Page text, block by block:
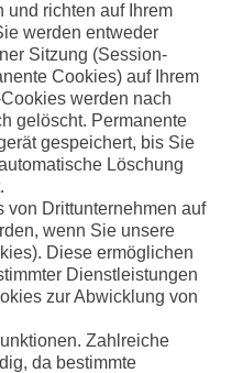
und richten auf Ihrem
werden entweder
Sitzung (Session-
Cookies) auf Ihrem
werden nach
gelöscht. Permanente
gespeichert, bis Sie
Löschung
Drittunternehmen auf
wenn Sie unsere
Diese ermöglichen
Dienstleistungen
zur Abwicklung von
Zahlreiche
da bestimmte